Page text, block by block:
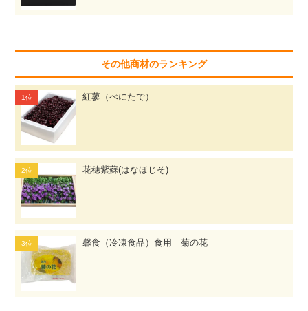
その他商材のランキング
紅蓼（べにたで）
花穂紫蘇(はなほじそ)
馨食（冷凍食品）食用 菊の花